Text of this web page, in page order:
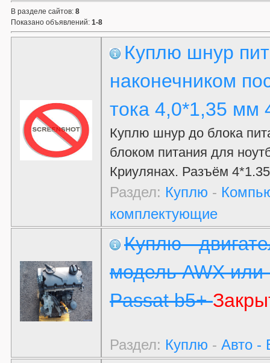
В разделе сайтов: 8
Показано объявлений: 1-8
Куплю шнур
наконечником
тока 4,0*1,35 мм
Куплю шнур до блока
блоком питания для
Криулянах. Разъём 4*1.35
Раздел: Куплю -
комплектующие
Куплю -
модель AWX или
Passat b5+
Раздел: Куплю - Авто -